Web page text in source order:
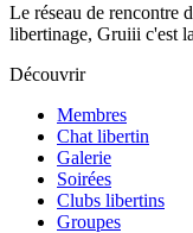
Le réseau de rencontre
libertinage, Gruiii c'est
Découvrir
Membres
Chat libertin
Galerie
Soirées
Clubs libertins
Groupes